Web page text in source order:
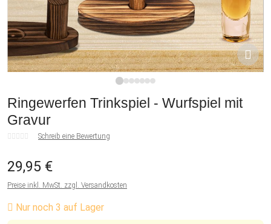
Ringewerfen Trinkspiel - Wurfspiel mit
Gravur
Schreib eine Bewertung
29,95 €
Preise inkl. MwSt. zzgl. Versandkosten
Nur noch 3 auf Lager